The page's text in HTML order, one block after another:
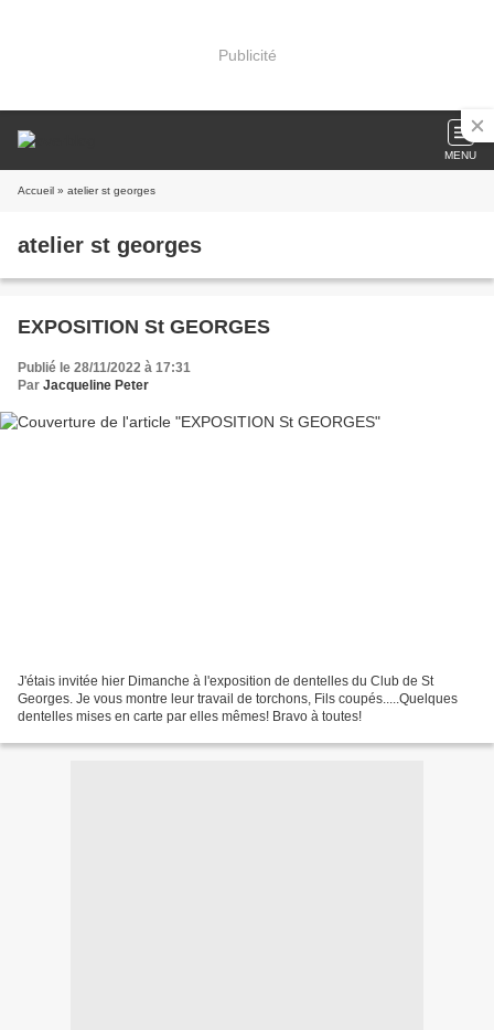
Publicité
MENU
Accueil » atelier st georges
atelier st georges
EXPOSITION St GEORGES
Publié le 28/11/2022 à 17:31
Par Jacqueline Peter
J'étais invitée hier Dimanche à l'exposition de dentelles du Club de St
Georges. Je vous montre leur travail de torchons, Fils coupés.....Quelques
dentelles mises en carte par elles mêmes! Bravo à toutes!